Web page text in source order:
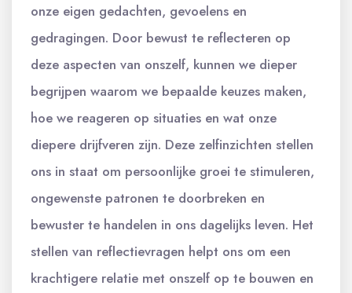
onze eigen gedachten, gevoelens en
gedragingen. Door bewust te reflecteren op
deze aspecten van onszelf, kunnen we dieper
begrijpen waarom we bepaalde keuzes maken,
hoe we reageren op situaties en wat onze
diepere drijfveren zijn. Deze zelfinzichten stellen
ons in staat om persoonlijke groei te stimuleren,
ongewenste patronen te doorbreken en
bewuster te handelen in ons dagelijks leven. Het
stellen van reflectievragen helpt ons om een
krachtigere relatie met onszelf op te bouwen en